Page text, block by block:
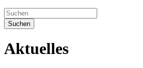
Suchen
Aktuelles